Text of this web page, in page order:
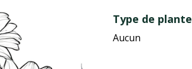
Type de plante
Aucun